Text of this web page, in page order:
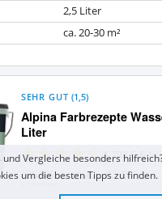
e
i
n
2,5 Liter
ca. 20-30 m²
Alpina Farbrezepte
Liter
SEHR GUT (1,5)
1.798
erhältlich ab ca. 23 €
Vergleiche besonders
um die besten Tipps zu finden.